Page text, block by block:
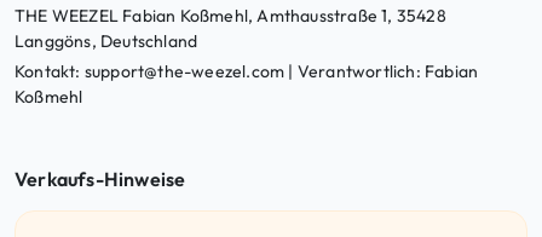
THE WEEZEL Fabian Koßmehl, Amthausstraße 1, 35428
Langgöns, Deutschland
Kontakt: support@the-weezel.com | Verantwortlich: Fabian
Koßmehl
Verkaufs-Hinweise